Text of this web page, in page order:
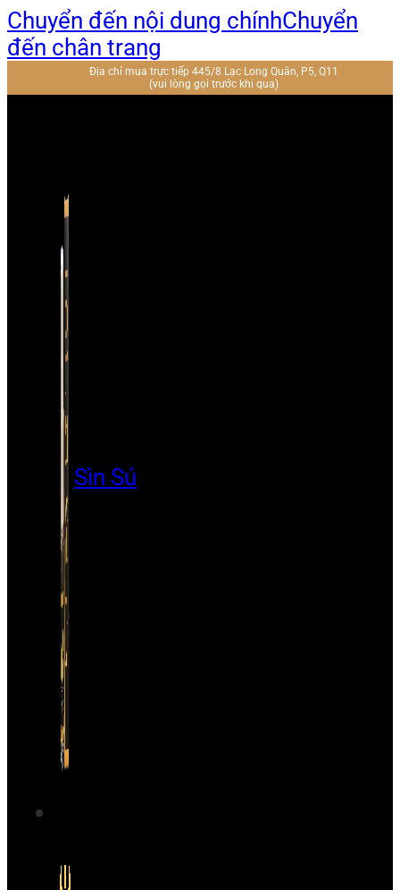
Chuyển đến nội dung chínhChuyển
đến chân trang
Địa chỉ mua trực tiếp 445/8 Lạc Long Quân, P5, Q11
(vui lòng gọi trước khi qua)
Sìn Sú